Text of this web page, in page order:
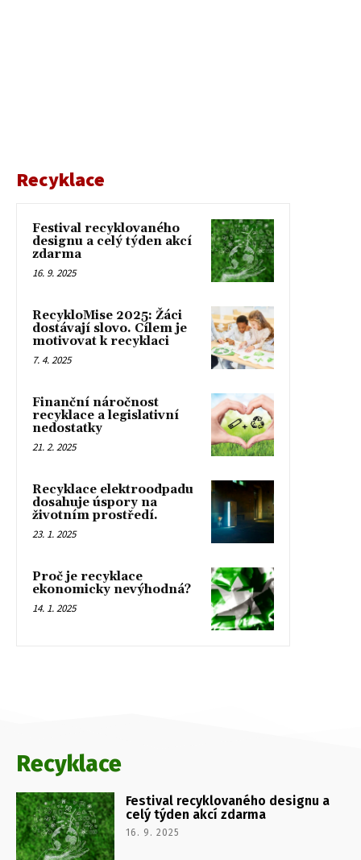
Recyklace
Festival recyklovaného
designu a celý týden akcí
zdarma
16. 9. 2025
RecykloMise 2025: Žáci
dostávají slovo. Cílem je
motivovat k recyklaci
7. 4. 2025
Finanční náročnost
recyklace a legislativní
nedostatky
21. 2. 2025
Recyklace elektroodpadu
dosahuje úspory na
životním prostředí.
23. 1. 2025
Proč je recyklace
ekonomicky nevýhodná?
14. 1. 2025
Recyklace
Festival recyklovaného designu a
celý týden akcí zdarma
16. 9. 2025